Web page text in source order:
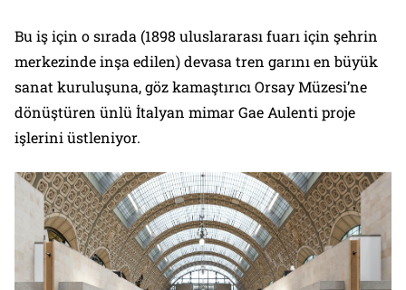
Bu iş için o sırada (1898 uluslararası fuarı için şehrin
merkezinde inşa edilen) devasa tren garını en büyük
sanat kuruluşuna, göz kamaştırıcı Orsay Müzesi’ne
dönüştüren ünlü İtalyan mimar Gae Aulenti proje
işlerini üstleniyor.